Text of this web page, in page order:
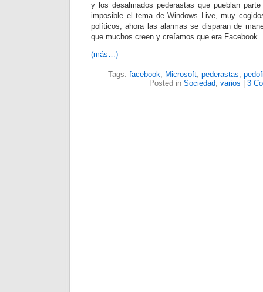
y los desalmados pederastas que pueblan
imposible el tema de Windows Live, muy
políticos, ahora las alarmas se disparan de
que muchos creen y creíamos que era Facebook.
(más…)
Tags: facebook, Microsoft, pederastas,
Posted in Sociedad, varios 3